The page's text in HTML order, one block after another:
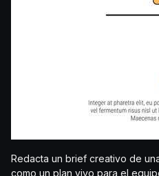
Redacta un brief creativo de
como un plan vivo para el